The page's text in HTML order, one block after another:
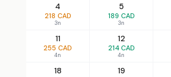
4
218 CAD
3n
5
189 CAD
3n
11
255 CAD
4n
12
214 CAD
4n
18 19